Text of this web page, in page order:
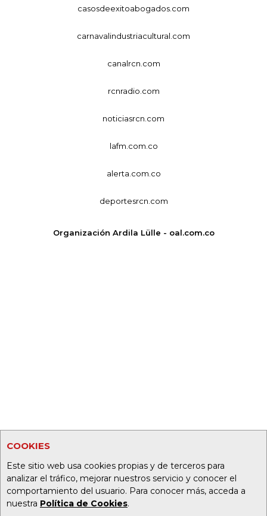
COOKIES
Este sitio web usa cookies propias y de terceros para
analizar el tráfico, mejorar nuestros servicio y conocer el
comportamiento del usuario. Para conocer más, acceda a
nuestra Política de Cookies.
casosdeexitoabogados.com
carnavalindustriacultural.com
canalrcn.com
rcnradio.com
noticiasrcn.com
lafm.com.co
alerta.com.co
deportesrcn.com
Organización Ardila Lülle - oal.com.co